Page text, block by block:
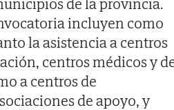
incluyen como
la asistencia a centros
centros médicos y
a centros de
de apoyo, y